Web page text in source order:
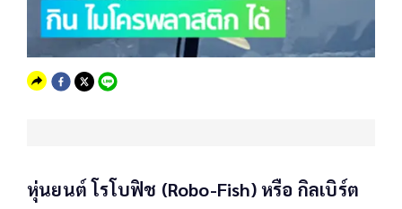
หุ่นยนต์ โรโบฟิช (Robo-Fish) หรือ กิลเบิร์ต